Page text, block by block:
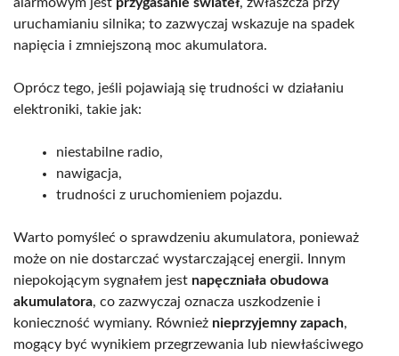
uruchamianiu silnika; to zazwyczaj wskazuje na spadek
napięcia i zmniejszoną moc akumulatora.
Oprócz tego, jeśli pojawiają się trudności w działaniu
elektroniki, takie jak:
niestabilne radio,
nawigacja,
trudności z uruchomieniem pojazdu.
Warto pomyśleć o sprawdzeniu akumulatora, ponieważ
może on nie dostarczać wystarczającej energii. Innym
niepokojącym sygnałem jest napęczniała obudowa
akumulatora, co zazwyczaj oznacza uszkodzenie i
konieczność wymiany. Również nieprzyjemny zapach,
mogący być wynikiem przegrzewania lub niewłaściwego